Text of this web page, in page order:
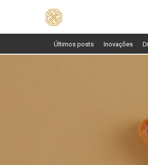
Últimos posts Inovações